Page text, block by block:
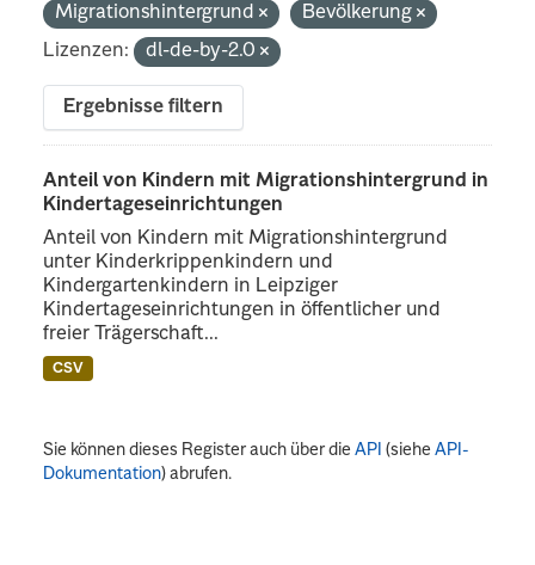
Migrationshintergrund
Bevölkerung
Lizenzen:
dl-de-by-2.0
Ergebnisse filtern
Anteil von Kindern mit Migrationshintergrund in
Kindertageseinrichtungen
Anteil von Kindern mit Migrationshintergrund
unter Kinderkrippenkindern und
Kindergartenkindern in Leipziger
Kindertageseinrichtungen in öffentlicher und
freier Trägerschaft...
CSV
Sie können dieses Register auch über dieAPI (sieheAPI-
Dokumentation) abrufen.